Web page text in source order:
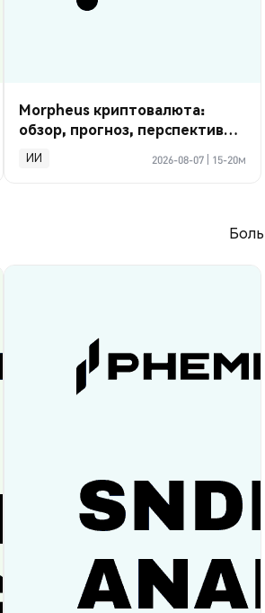
Morpheus криптовалюта:
обзор, прогноз, перспективы
2026
ИИ 2026-08-07 15-20м